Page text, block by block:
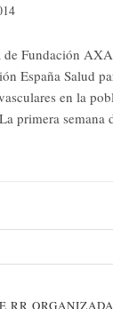
Fundación
España Salud
en la
primera semana
RR